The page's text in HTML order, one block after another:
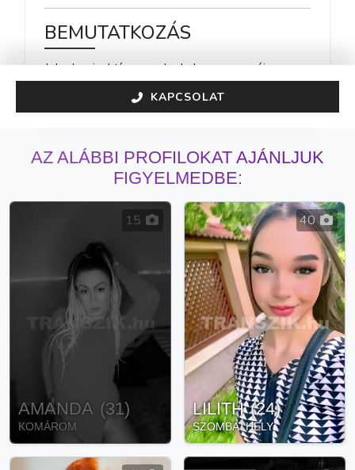
BEMUTATKOZÁS
Jelenleg inaktív vagyok, de hamarosan újra
KAPCSOLAT
AZ ALÁBBI PROFILOKAT AJÁNLJUK
FIGYELMEDBE:
15
AMANDA (31)
KOMÁROM
40
LILITH (24)
SZOMBATHELY